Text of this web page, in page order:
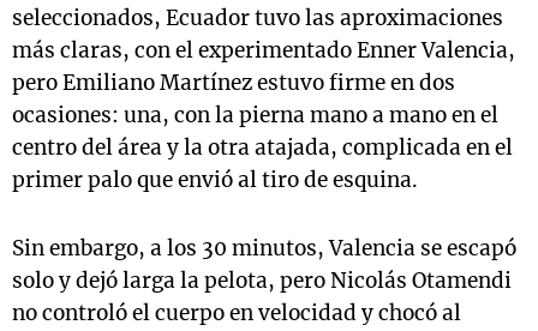
seleccionados, Ecuador tuvo las aproximaciones
más claras, con el experimentado Enner Valencia,
pero Emiliano Martínez estuvo firme en dos
ocasiones: una, con la pierna mano a mano en el
centro del área y la otra atajada, complicada en el
primer palo que envió al tiro de esquina.
Sin embargo, a los 30 minutos, Valencia se escapó
solo y dejó larga la pelota, pero Nicolás Otamendi
no controló el cuerpo en velocidad y chocó al